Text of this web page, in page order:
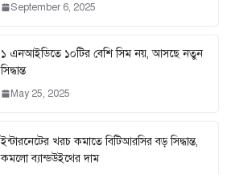
September 6, 2025
১ এনআইডিতে ১০টির বেশি সিম নয়, আসছে নতুন
সিদ্ধান্ত
May 25, 2025
ইন্টারনেটের খরচ কমাতে বিটিআরসির বড় সিদ্ধান্ত,
কমলো ব্যান্ডউইথের দাম